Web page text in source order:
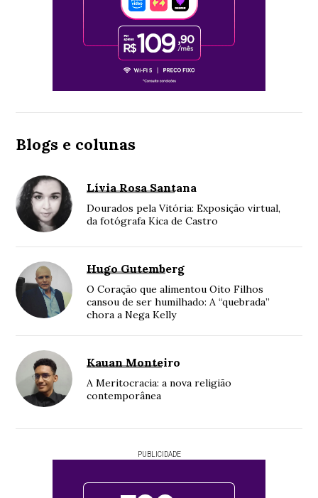
Blogs e colunas
Lívia Rosa Santana
Dourados pela Vitória: Exposição virtual,
da fotógrafa Kica de Castro
Hugo Gutemberg
O Coração que alimentou Oito Filhos
cansou de ser humilhado: A “quebrada”
chora a Nega Kelly
Kauan Monteiro
A Meritocracia: a nova religião
contemporânea
PUBLICIDADE